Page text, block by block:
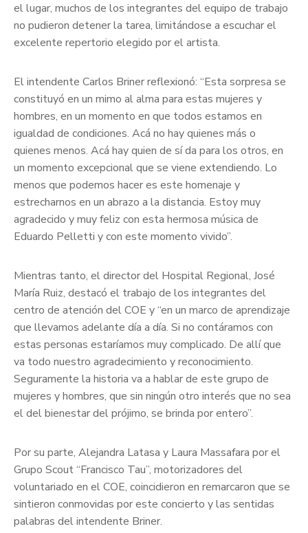
el lugar, muchos de los integrantes del equipo de trabajo
no pudieron detener la tarea, limitándose a escuchar el
excelente repertorio elegido por el artista.
El intendente Carlos Briner reflexionó: “Esta sorpresa se
constituyó en un mimo al alma para estas mujeres y
hombres, en un momento en que todos estamos en
igualdad de condiciones. Acá no hay quienes más o
quienes menos. Acá hay quien de sí da para los otros, en
un momento excepcional que se viene extendiendo. Lo
menos que podemos hacer es este homenaje y
estrecharnos en un abrazo a la distancia. Estoy muy
agradecido y muy feliz con esta hermosa música de
Eduardo Pelletti y con este momento vivido”.
Mientras tanto, el director del Hospital Regional, José
María Ruiz, destacó el trabajo de los integrantes del
centro de atención del COE y “en un marco de aprendizaje
que llevamos adelante día a día. Si no contáramos con
estas personas estaríamos muy complicado. De allí que
va todo nuestro agradecimiento y reconocimiento.
Seguramente la historia va a hablar de este grupo de
mujeres y hombres, que sin ningún otro interés que no sea
el del bienestar del prójimo, se brinda por entero”.
Por su parte, Alejandra Latasa y Laura Massafara por el
Grupo Scout “Francisco Tau”, motorizadores del
voluntariado en el COE, coincidieron en remarcaron que se
sintieron conmovidas por este concierto y las sentidas
palabras del intendente Briner.